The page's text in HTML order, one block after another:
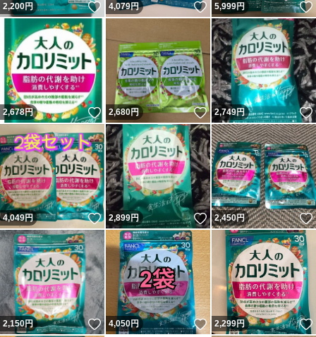
2,200円 いいね！
4,079円 いいね！
5,999円
2,678円 いいね！
2,680円 いいね！
2,749円
4,049円 いいね！
2,899円 いいね！
2,450円
2,150円 いいね！
4,050円 いいね！
2,299円